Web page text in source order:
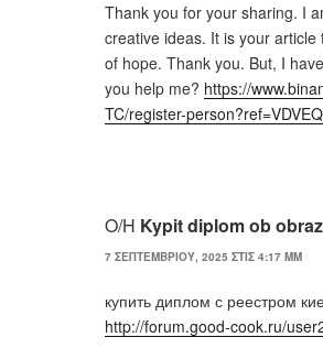
Thank you for your sharing. I
creative ideas. It is your article
of hope. Thank you. But, I
you help me? https://
TC/register-
Ο/Η Kypit diplom ob
7 ΣΕΠΤΕΜΒΡΊΟΥ, 2025 ΣΤΙΣ 4:17 ΜΜ
купить диплом с реестром
http://forum.good-cook.ru/